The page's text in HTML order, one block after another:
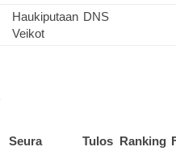
Haukiputaan
Veikot
DNS
Seura Tulos Ranking